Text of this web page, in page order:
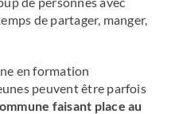
de partager, manger,
en formation
peuvent être parfois
faisant place au